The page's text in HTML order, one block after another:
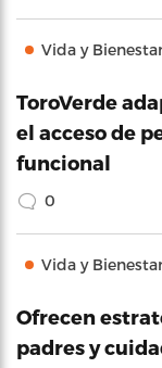
Vida y
ToroVerde
el acceso de
funcional
0
Vida y
Ofrecen
padres y